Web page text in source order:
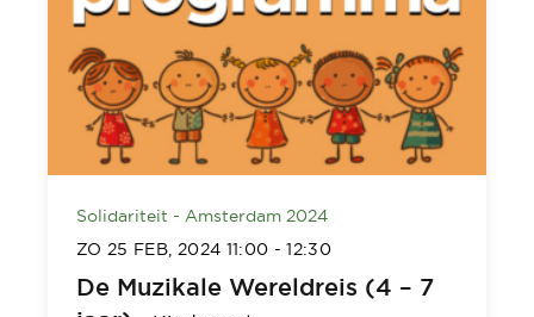
Solidariteit - Amsterdam 2024
ZO 25 FEB, 2024 11:00 - 12:30
De Muzikale Wereldreis (4 – 7